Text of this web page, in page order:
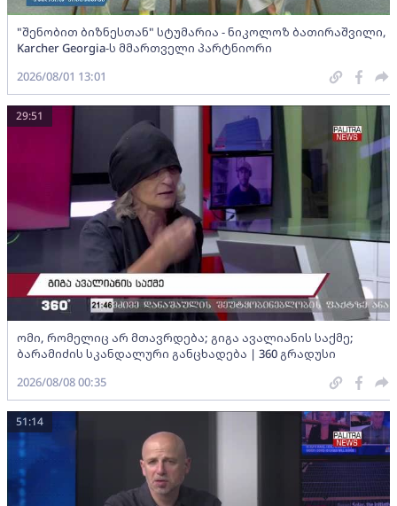
"შენობით ბიზნესთან" სტუმარია - ნიკოლოზ ბათირაშვილი,
Karcher Georgia-ს მმართველი პარტნიორი
2026/08/01 13:01
ომი, რომელიც არ მთავრდება; გიგა ავალიანის საქმე;
ბარამიძის სკანდალური განცხადება | 360 გრადუსი
29:51
2026/08/08 00:35
51:14